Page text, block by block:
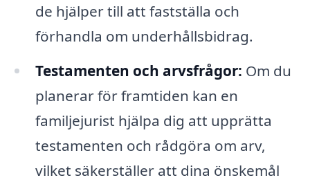
de hjälper till att fastställa och
förhandla om underhållsbidrag.
Testamenten och arvsfrågor: Om du
planerar för framtiden kan en
familjejurist hjälpa dig att upprätta
testamenten och rådgöra om arv,
vilket säkerställer att dina önskemål